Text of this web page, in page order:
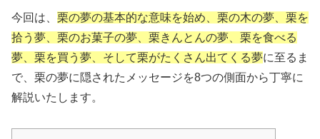
今回は、 栗の夢の基本的な意味を始め、栗の木の夢、栗を
拾う夢、栗のお菓子の夢、栗きんとんの夢、栗を食べる
夢、栗を買う夢、そして栗がたくさん出てくる夢に至るま
で、栗の夢に隠されたメッセージを8つの側面から丁寧に
解説いたします。